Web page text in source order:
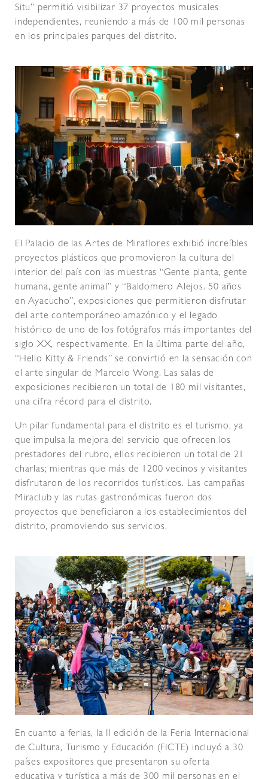
Situ” permitió visibilizar 37 proyectos musicales
independientes, reuniendo a más de 100 mil personas
en los principales parques del distrito.
El Palacio de las Artes de Miraflores exhibió increíbles
proyectos plásticos que promovieron la cultura del
interior del país con las muestras “Gente planta, gente
humana, gente animal” y “Baldomero Alejos. 50 años
en Ayacucho”, exposiciones que permitieron disfrutar
del arte contemporáneo amazónico y el legado
histórico de uno de los fotógrafos más importantes del
siglo XX, respectivamente. En la última parte del año,
“Hello Kitty & Friends” se convirtió en la sensación con
el arte singular de Marcelo Wong. Las salas de
exposiciones recibieron un total de 180 mil visitantes,
una cifra récord para el distrito.
Un pilar fundamental para el distrito es el turismo, ya
que impulsa la mejora del servicio que ofrecen los
prestadores del rubro, ellos recibieron un total de 21
charlas; mientras que más de 1200 vecinos y visitantes
disfrutaron de los recorridos turísticos. Las campañas
Miraclub y las rutas gastronómicas fueron dos
proyectos que beneficiaron a los establecimientos del
distrito, promoviendo sus servicios.
En cuanto a ferias, la II edición de la Feria Internacional
de Cultura, Turismo y Educación (FICTE) incluyó a 30
países expositores que presentaron su oferta